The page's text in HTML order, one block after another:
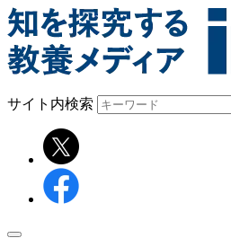
サイト内検索